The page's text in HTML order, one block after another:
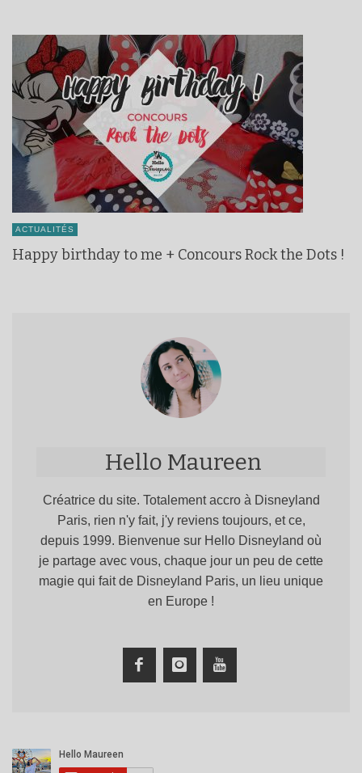
ACTUALITÉS
Happy birthday to me + Concours Rock the Dots !
Hello Maureen
Créatrice du site. Totalement accro à Disneyland
Paris, rien n'y fait, j'y reviens toujours, et ce,
depuis 1999. Bienvenue sur Hello Disneyland où
je partage avec vous, chaque jour un peu de cette
magie qui fait de Disneyland Paris, un lieu unique
en Europe !